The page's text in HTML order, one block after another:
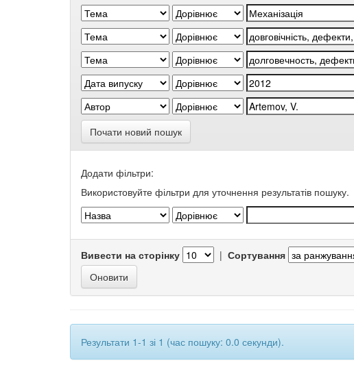
Почати новий пошук
Додати фільтри:
Використовуйте фільтри для уточнення результатів пошуку.
Вивести на сторінку | Сортування
Результати 1-1 зі 1 (час пошуку: 0.0 секунди).